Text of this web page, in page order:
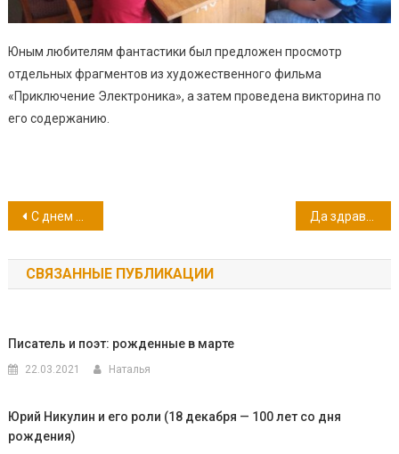
Юным любителям фантастики был предложен просмотр
отдельных фрагментов из художественного фильма
«Приключение Электроника», а затем проведена викторина по
его содержанию.
Навигация
по
записям
С днем рождения, библиотека!
СВЯЗАННЫЕ ПУБЛИКАЦИИ
Писатель и поэт: рожденные в марте
22.03.2021 Наталья
Юрий Никулин и его роли (18 декабря — 100 лет со дня
рождения)